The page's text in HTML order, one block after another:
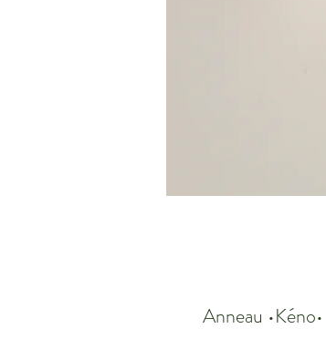
Anneau •Kéno•